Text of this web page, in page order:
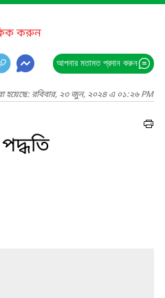
করুন
আপনার মতামত প্রদান করুন
হয়েছে: রবিবার, ২৩ জুন, ২০২৪ এ ০১:২৬ PM